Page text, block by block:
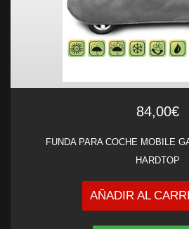
84,00€
FUNDA PARA COCHE MOBILE
HARDTOP
AÑADIR AL